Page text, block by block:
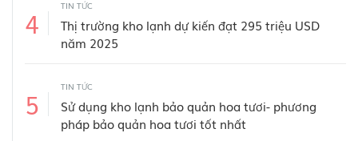
4
TIN TỨC
Thị trường kho lạnh dự kiến đạt 295 triệu USD
năm 2025
5
TIN TỨC
Sử dụng kho lạnh bảo quản hoa tươi- phương
pháp bảo quản hoa tươi tốt nhất